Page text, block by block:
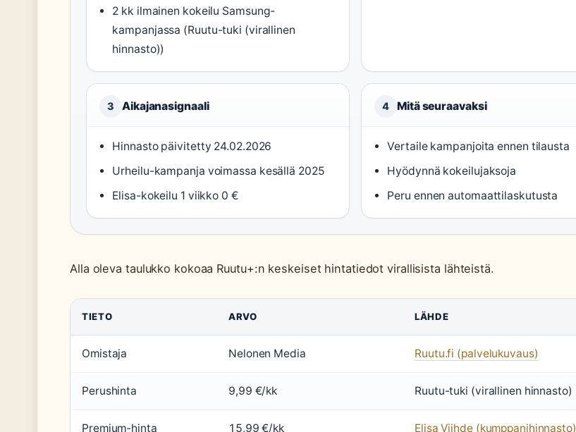
2 kk ilmainen kokeilu Samsung-
kampanjassa (Ruutu-tuki (virallinen
hinnasto))
3 Aikajanasignaali
Hinnasto päivitetty 24.02.2026
Urheilu-kampanja voimassa kesällä 2025
Elisa-kokeilu 1 viikko 0 €
4 Mitä seuraavaksi
Vertaile kampanjoita ennen tilausta
Hyödynnä kokeilujaksoja
Peru ennen automaattilaskutusta
Alla oleva taulukko kokoaa Ruutu+:n keskeiset hintatiedot virallisista lähteistä.
TIETO ARVO LÄHDE
Omistaja Nelonen Media Ruutu.fi (palvelukuvaus)
Perushinta 9,99 €/kk Ruutu-tuki (virallinen hinnasto)
Premium-hinta 15,99 €/kk Elisa Viihde (kumppanihinnasto)